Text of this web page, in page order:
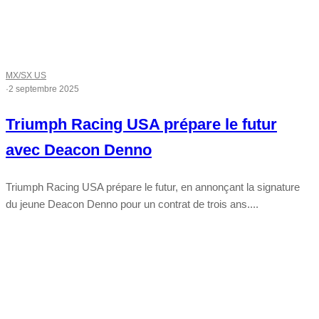
MX/SX US
·2 septembre 2025
Triumph Racing USA prépare le futur
avec Deacon Denno
Triumph Racing USA prépare le futur, en annonçant la signature
du jeune Deacon Denno pour un contrat de trois ans....